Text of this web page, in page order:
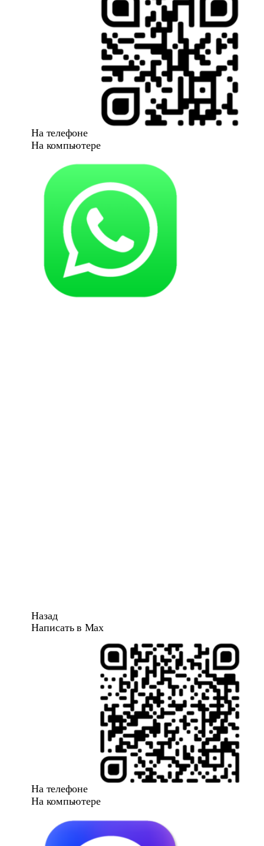
На телефоне
На компьютере
Назад
Написать в Max
На телефоне
На компьютере